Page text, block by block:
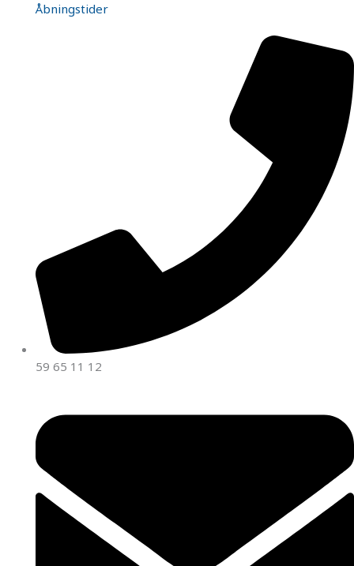
Åbningstider
59 65 11 12